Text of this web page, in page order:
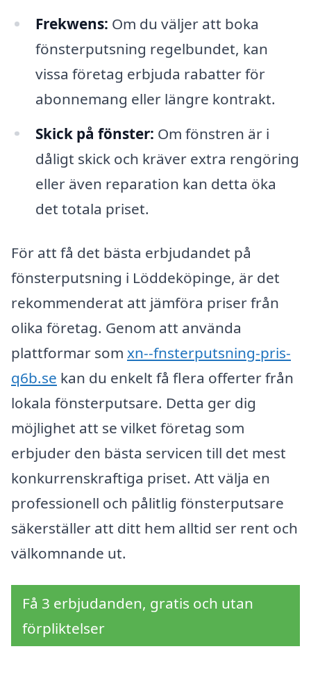
Frekwens: Om du väljer att boka
fönsterputsning regelbundet, kan
vissa företag erbjuda rabatter för
abonnemang eller längre kontrakt.
Skick på fönster: Om fönstren är i
dåligt skick och kräver extra rengöring
eller även reparation kan detta öka
det totala priset.
För att få det bästa erbjudandet på
fönsterputsning i Löddeköpinge, är det
rekommenderat att jämföra priser från
olika företag. Genom att använda
plattformar som xn--fnsterputsning-pris-
q6b.se kan du enkelt få flera offerter från
lokala fönsterputsare. Detta ger dig
möjlighet att se vilket företag som
erbjuder den bästa servicen till det mest
konkurrenskraftiga priset. Att välja en
professionell och pålitlig fönsterputsare
säkerställer att ditt hem alltid ser rent och
välkomnande ut.
Få 3 erbjudanden, gratis och utan
förpliktelser